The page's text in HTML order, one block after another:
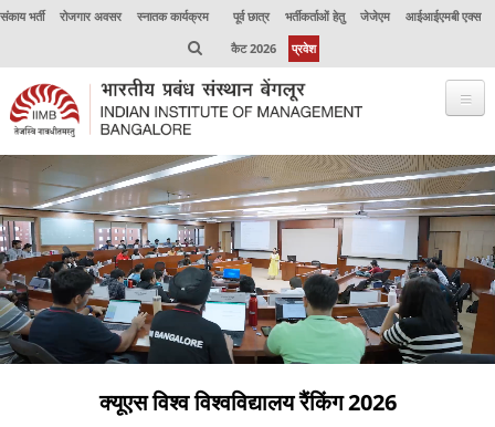
संकाय भर्ती रोजगार अवसर स्नातक कार्यक्रम पूर्व छात्र भर्तीकर्ताओं हेतु जेजेएम
आईआईएमबी एक्स
कैट 2026
प्रवेश
क्यूएस विश्व विश्वविद्यालय रैंकिंग 2026